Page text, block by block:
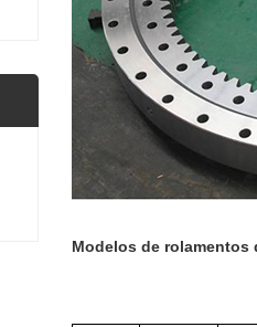
Modelos de